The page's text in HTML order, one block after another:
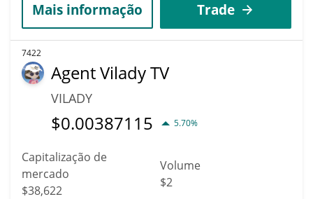
Mais informação Trade
7422
Agent Vilady TV
VILADY
$0.00387115 5.70%
Capitalização de
mercado
$38,622
Volume
$2